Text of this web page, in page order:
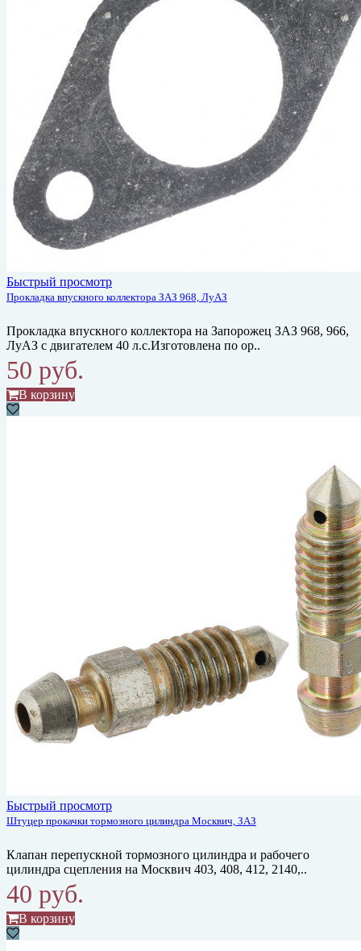
Быстрый просмотр
Прокладка впускного коллектора ЗАЗ 968, ЛуАЗ
Прокладка впускного коллектора на Запорожец ЗАЗ 968, 966,
ЛуАЗ с двигателем 40 л.с.Изготовлена по ор..
50 руб.
В корзину
Быстрый просмотр
Штуцер прокачки тормозного цилиндра Москвич, ЗАЗ
Клапан перепускной тормозного цилиндра и рабочего
цилиндра сцепления на Москвич 403, 408, 412, 2140,..
40 руб.
В корзину